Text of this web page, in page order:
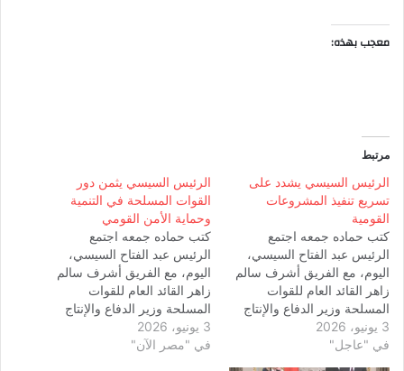
معجب بهذه:
مرتبط
الرئيس السيسي يشدد على
تسريع تنفيذ المشروعات
القومية
كتب حماده جمعه اجتمع
الرئيس عبد الفتاح السيسي،
اليوم، مع الفريق أشرف سالم
زاهر القائد العام للقوات
المسلحة وزير الدفاع والإنتاج
الحربي، واللواء أمير سيد أحمد
مستشار رئيس الجمهورية
3 يونيو، 2026
في "عاجل"
الرئيس السيسي يثمن دور
القوات المسلحة في التنمية
وحماية الأمن القومي
كتب حماده جمعه اجتمع
الرئيس عبد الفتاح السيسي،
اليوم، مع الفريق أشرف سالم
زاهر القائد العام للقوات
المسلحة وزير الدفاع والإنتاج
الحربي، واللواء أمير سيد أحمد
مستشار رئيس الجمهورية
3 يونيو، 2026
في "مصر الآن"